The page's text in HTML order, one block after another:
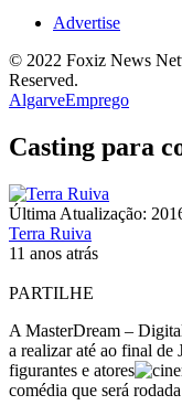
Advertise
© 2022 Foxiz News
Reserved.
AlgarveEmprego
Casting para
Última Atualização:
Terra Ruiva
11 anos atrás
PARTILHE
A MasterDream –
a realizar até ao final de
figurantes e atores
comédia que será